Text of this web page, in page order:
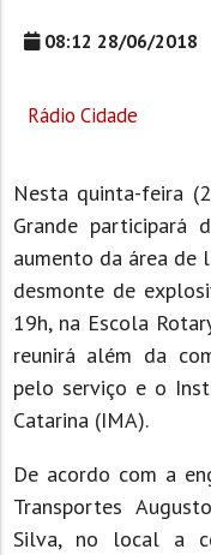
08:12 28/06/2018
Rádio Cidade
Nesta quinta-feira
Grande participará
aumento da área de
desmonte de
19h, na Escola
reunirá além da
pelo serviço e o
Catarina (IMA).
De acordo com a
Transportes
Silva, no local a